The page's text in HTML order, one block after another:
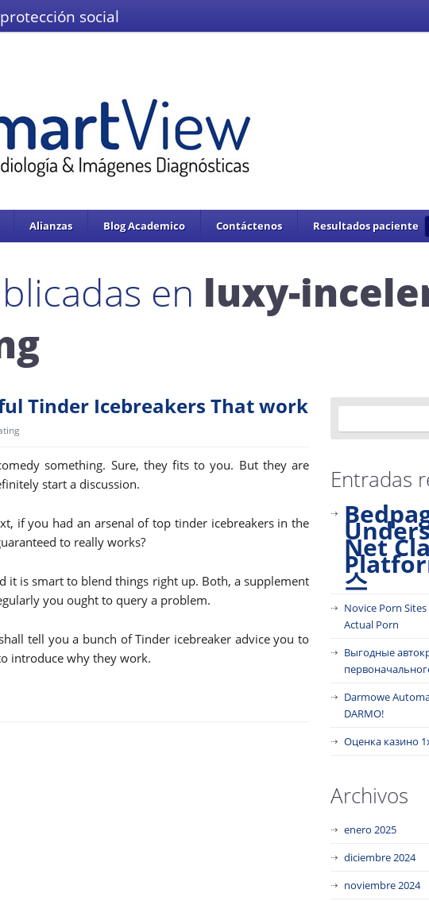
social
Se encuentra
Adoptado mediante circular 0076 de 02 de Noviembre de 2007
Alianzas Blog Academico Contáctenos Resultados paciente
en luxy-
Tinder Icebreakers That work
something. Sure, they fits to you. But they are
start a discussion.
if you had an arsenal of top tinder icebreakers in the
to really works?
it is smart to blend things right up. Both, a supplement
you ought to query a problem.
tell you a bunch of Tinder icebreaker advice you to
introduce why they work.
Entradas
Net
스
Novice Porn
Actual Porn
Выгодные
Darmowe
DARMO!
Оценка казино
Archivos
enero 2025
diciembre 2024
noviembre 2024